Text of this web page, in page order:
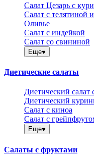
Салат Цезарь с
Салат с телятиной
Оливье
Салат с индейкой
Салат со свининой
Еще
Диетические салаты
Диетический
Диетический
Салат с киноа
Салат с
Еще
Салаты с фруктами